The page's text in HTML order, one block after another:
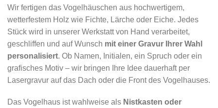
Wir fertigen das Vogelhäuschen aus hochwertigem,
wetterfestem Holz wie Fichte, Lärche oder Eiche. Jedes
Stück wird in unserer Werkstatt von Hand verarbeitet,
geschliffen und auf Wunsch mit einer Gravur Ihrer Wahl
personalisiert. Ob Namen, Initialen, ein Spruch oder ein
grafisches Motiv – wir bringen Ihre Idee dauerhaft per
Lasergravur auf das Dach oder die Front des Vogelhauses.
Das Vogelhaus ist wahlweise als Nistkasten oder